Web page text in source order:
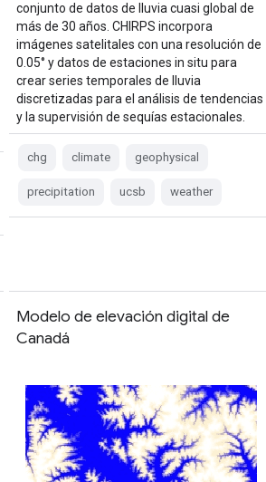
conjunto de datos de lluvia cuasi global de
más de 30 años. CHIRPS incorpora
imágenes satelitales con una resolución de
0.05° y datos de estaciones in situ para
crear series temporales de lluvia
discretizadas para el análisis de tendencias
y la supervisión de sequías estacionales.
chg climate geophysical
precipitation ucsb weather
Modelo de elevación digital de
Canadá